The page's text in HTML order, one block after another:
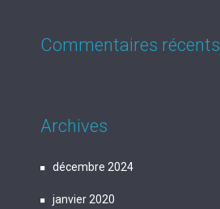
Commentaires récents
Archives
décembre 2024
janvier 2020